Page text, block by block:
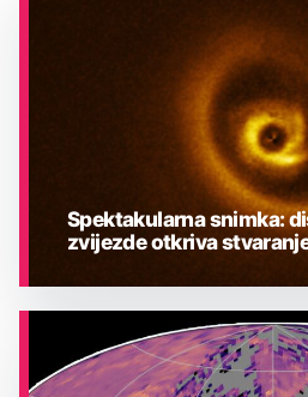
ASTRONOMIJA
Spektakularna snimka:
zvijezde otkriva